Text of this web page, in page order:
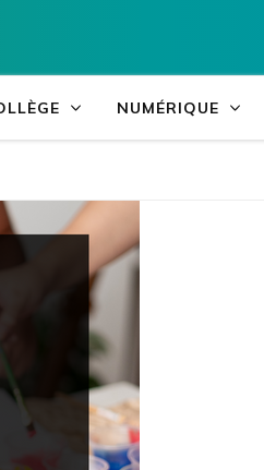
NUMÉRIQUE